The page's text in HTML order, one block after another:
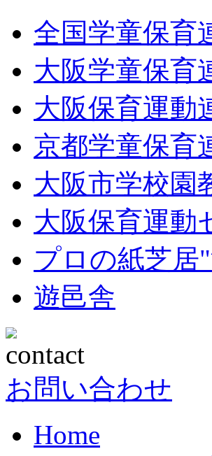
全国学童保育
大阪学童保育
大阪保育運動
京都学童保育
大阪市学校園
大阪保育運動
プロの紙芝居
遊邑舎
お問い合わせ
Home